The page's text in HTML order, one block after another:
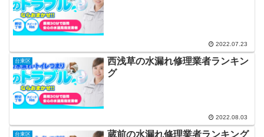
2022.07.23
台東区
西浅草の水漏れ修理業者ランキン
グ
2022.08.03
台東区 蔵前の水漏れ修理業者ランキング